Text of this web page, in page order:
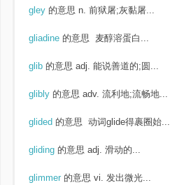
gley 的意思 n. 前狱屠;灰黏屠...
gliadine 的意思 麦醇溶蛋白...
glib 的意思 adj. 能说善道的;圆...
glibly 的意思 adv. 流利地;流畅地...
glided 的意思 动词glide得裹圈始...
gliding 的意思 adj. 滑动的...
glimmer 的意思 vi. 发出微光...